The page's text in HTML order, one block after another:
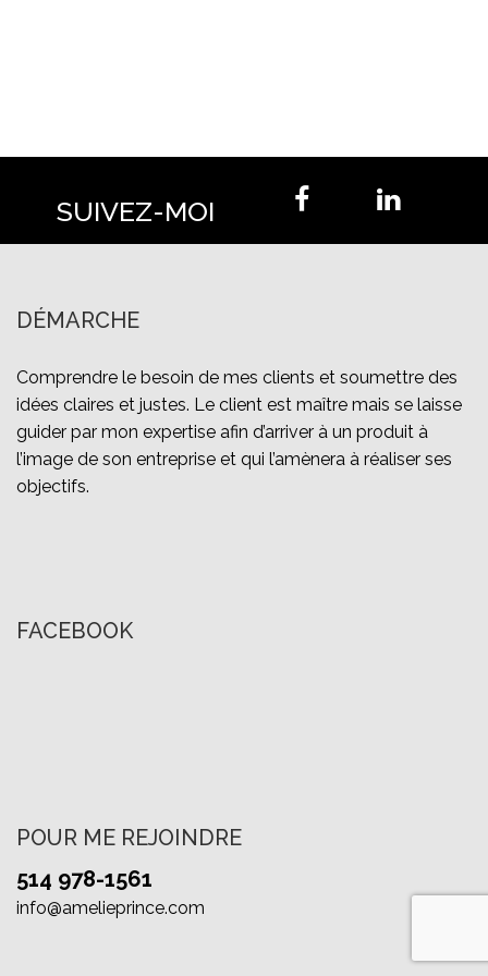
SUIVEZ-MOI
DÉMARCHE
Comprendre le besoin de mes clients et soumettre des
idées claires et justes. Le client est maître mais se laisse
guider par mon expertise afin d’arriver à un produit à
l’image de son entreprise et qui l’amènera à réaliser ses
objectifs.
FACEBOOK
POUR ME REJOINDRE
514 978-1561
info@amelieprince.com